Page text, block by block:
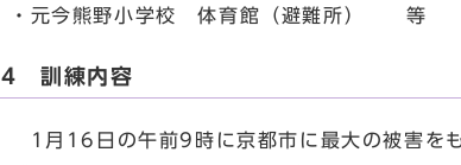
・元今熊野小学校 体育館（避難所） 等
4 訓練内容
1月16日の午前9時に京都市に最大の被害を